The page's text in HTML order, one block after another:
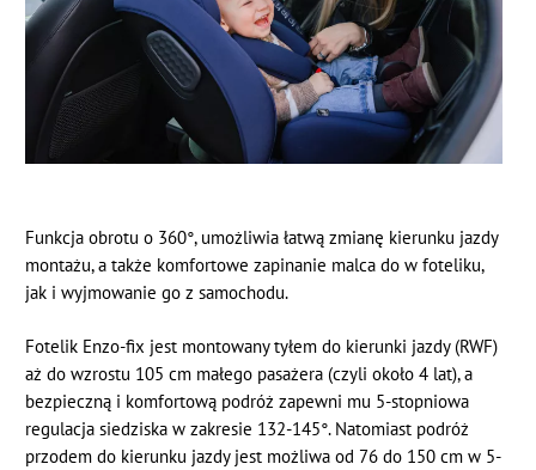
Funkcja obrotu o 360°, umożliwia łatwą zmianę kierunku jazdy
montażu, a także komfortowe zapinanie malca do w foteliku,
jak i wyjmowanie go z samochodu.
Fotelik Enzo-fix jest montowany tyłem do kierunki jazdy (RWF)
aż do wzrostu 105 cm małego pasażera (czyli około 4 lat), a
bezpieczną i komfortową podróż zapewni mu 5-stopniowa
regulacja siedziska w zakresie 132-145°. Natomiast podróż
przodem do kierunku jazdy jest możliwa od 76 do 150 cm w 5-